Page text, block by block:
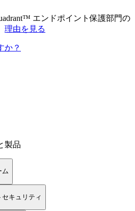
エンドポイント保護部門の
理由を見る
か？
製品
ム
キュリティ